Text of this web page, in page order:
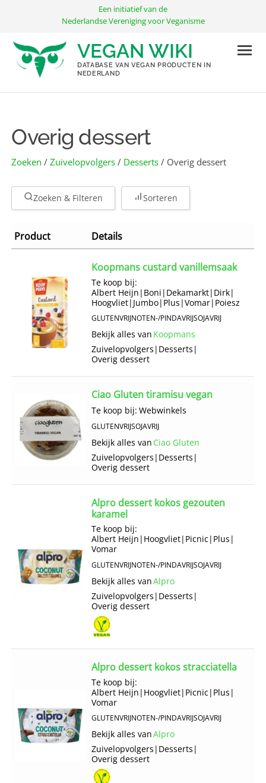
inhoud
Een initiatief van de
Nederlandse Vereniging voor Veganisme
VEGAN WIKI
DATABASE VAN VEGAN PRODUCTEN IN
NEDERLAND
Overig dessert
Zoeken /Zuivelopvolgers / Desserts / Overig dessert
Zoeken & Filteren Sorteren
Product Details
Koopmans custard vanillemsaak
Te koop bij:
Albert Heijn | Boni | Dekamarkt| Dirk|
Hoogvliet| Jumbo| Plus |Vomar| Poiesz
GLUTENVRIJNOTEN-/PINDAVRIJSOJAVRIJ
Bekijk alles van Koopmans
Zuivelopvolgers | Desserts |
Overig dessert
Ciao Gluten tiramisu vegan
Te koop bij: Webwinkels
GLUTENVRIJSOJAVRIJ
Bekijk alles van Ciao Gluten
Zuivelopvolgers | Desserts |
Overig dessert
Alpro dessert kokos gezouten
karamel
Te koop bij:
Albert Heijn | Hoogvliet| Picnic| Plus |
Vomar
GLUTENVRIJNOTEN-/PINDAVRIJSOJAVRIJ
Bekijk alles vanAlpro
Zuivelopvolgers | Desserts |
Overig dessert
Alpro dessert kokos stracciatella
Te koop bij:
Albert Heijn | Hoogvliet| Picnic| Plus |
Vomar
GLUTENVRIJNOTEN-/PINDAVRIJSOJAVRIJ
Bekijk alles vanAlpro
Zuivelopvolgers | Desserts |
Overig dessert